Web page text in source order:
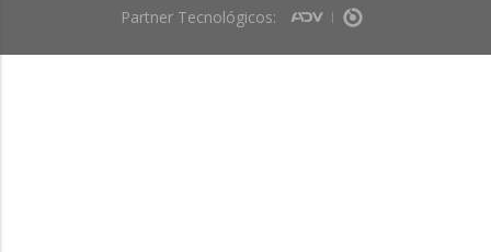
Partner Tecnológicos: